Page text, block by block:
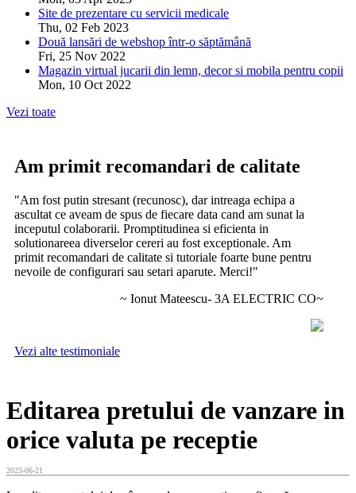
Site de prezentare cu servicii medicale
Thu, 02 Feb 2023
Două lansări de webshop într-o săptămână
Fri, 25 Nov 2022
Magazin virtual jucarii din lemn, decor si mobila pentru copii
Mon, 10 Oct 2022
Vezi toate
Am primit recomandari de calitate
"Am fost putin stresant (recunosc), dar intreaga echipa a
ascultat ce aveam de spus de fiecare data cand am sunat la
inceputul colaborarii. Promptitudinea si eficienta in
solutionareea diverselor cereri au fost exceptionale. Am
primit recomandari de calitate si tutoriale foarte bune pentru
nevoile de configurari sau setari aparute. Merci!"
~ Ionut Mateescu- 3A ELECTRIC CO~
Vezi alte testimoniale
Editarea pretului de vanzare in
orice valuta pe receptie
2023-06-21